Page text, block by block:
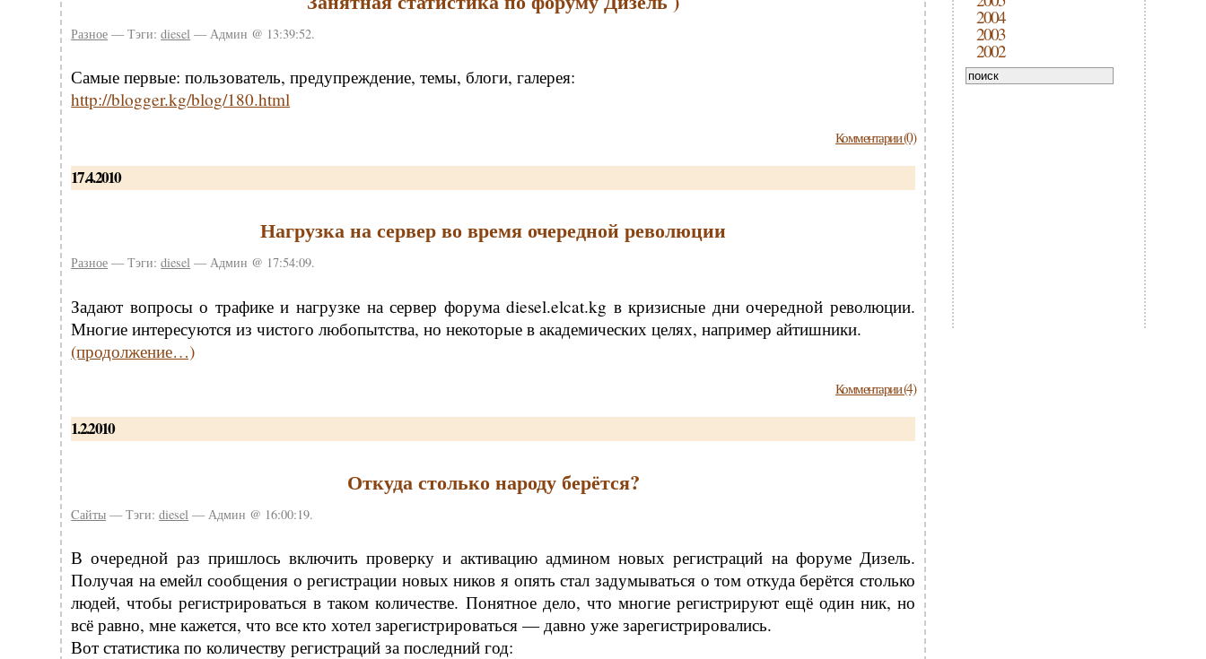
Разное — Тэги:diesel — Админ @ 13:39:52.
Самые первые: пользователь, предупреждение, темы, блоги, галерея:
http://blogger.kg/blog/180.html
Комментарии (0)
17.4.2010
Нагрузка на сервер во время очередной революции
Разное — Тэги:diesel — Админ @ 17:54:09.
Задают вопросы о трафике и нагрузке на сервер форума diesel.elcat.kg в кризисные дни очередной революции.
Многие интересуются из чистого любопытства, но некоторые в академических целях, например айтишники.
(продолжение…)
Комментарии (4)
1.2.2010
Откуда столько народу берётся?
Cайты — Тэги:diesel — Админ @ 16:00:19.
В очередной раз пришлось включить проверку и активацию админом новых регистраций на форуме Дизель.
Получая на емейл сообщения о регистрации новых ников я опять стал задумываться о том откуда берётся столько
людей, чтобы регистрироваться в таком количестве. Понятное дело, что многие регистрируют ещё один ник, но
всё равно, мне кажется, что все кто хотел зарегистрироваться — давно уже зарегистрировались.
Вот статистика по количеству регистраций за последний год:
2004
2003
2002